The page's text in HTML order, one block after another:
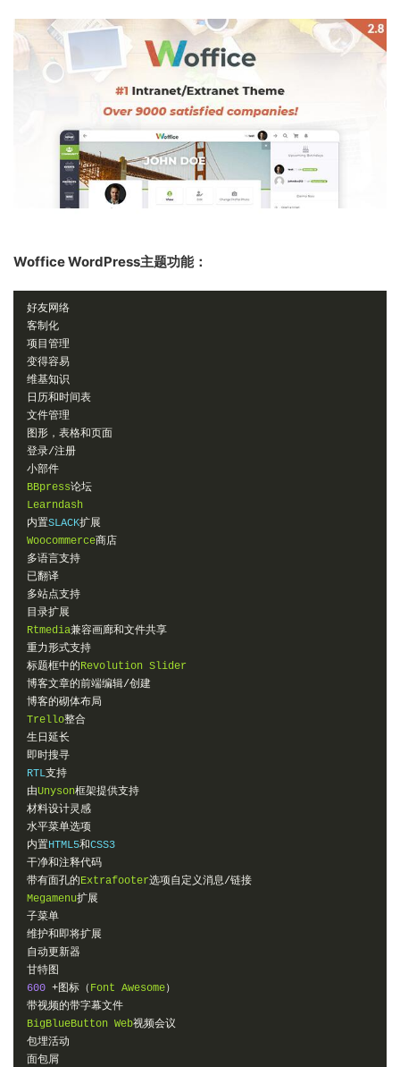
Woffice WordPress主题功能：
好友网络
客制化
项目管理
变得容易
维基知识
日历和时间表
文件管理
图形，表格和页面
登录/注册
小部件
BBpress论坛
Learndash
内置SLACK扩展
Woocommerce商店
多语言支持
已翻译
多站点支持
目录扩展
Rtmedia兼容画廊和文件共享
重力形式支持
标题框中的Revolution Slider
博客文章的前端编辑/创建
博客的砌体布局
Trello整合
生日延长
即时搜寻
RTL支持
由Unyson框架提供支持
材料设计灵感
水平菜单选项
内置HTML5和
干净和注释代码
带有面孔的Extrafooter选项自定义消息/链接
Megamenu扩展
子菜单
维护和即将扩展
自动更新器
甘特图
600 +图标（ Font Awesome）
带视频的带字幕文件
BigBlueButton Web视频会议
包埋活动
面包屑